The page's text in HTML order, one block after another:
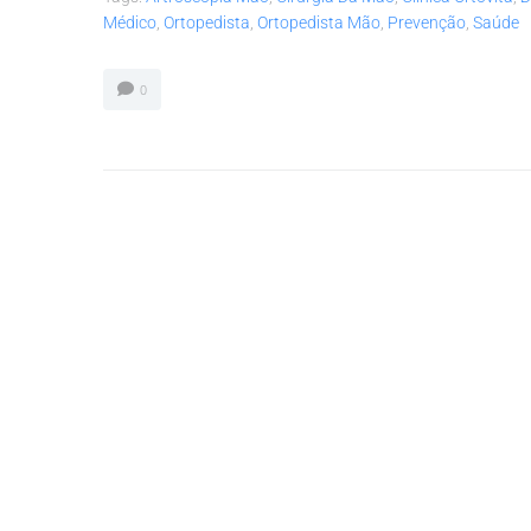
Médico, Ortopedista, Ortopedista Mão, Prevenção, Saúde
0